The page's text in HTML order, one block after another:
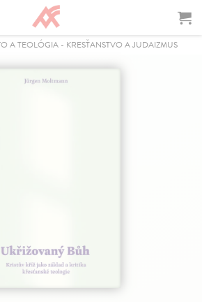
A TEOLÓGIA- KRESŤANSTVO A JUDAIZMUS